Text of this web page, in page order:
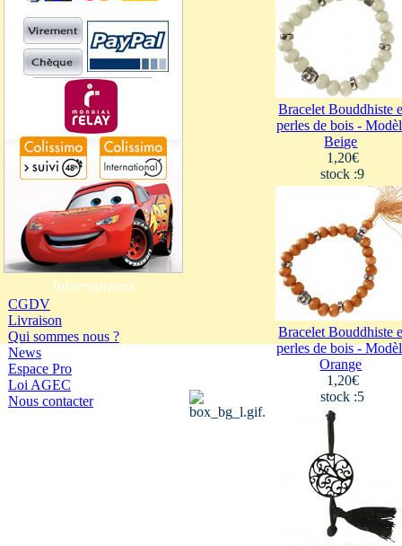
Informations
CGDV
Livraison
Qui sommes nous ?
News
Espace Pro
Loi AGEC
Nous contacter
Bracelet Bouddhiste
perles de bois -
Beige
1,20€
stock :9
Bracelet Bouddhiste
perles de bois -
Orange
1,20€
stock :5